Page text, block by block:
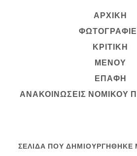
ΑΡΧΙΚΉ
ΚΡΙΤΙΚΉ
ΜΕΝΟΎ
ΕΠΑΦΉ
ΑΝΑΚΟΙΝΏΣΕΙΣ ΝΟΜΙΚΟΎ
ΣΕΛΊΔΑ ΠΟΥ ΔΗΜΙΟΥΡΓΉΘΗΚΕ